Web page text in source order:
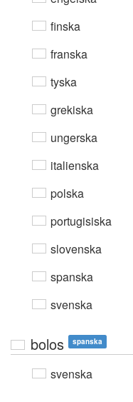
finska
franska
tyska
grekiska
ungerska
italienska
polska
portugisiska
slovenska
spanska
svenska
bolos spanska
svenska